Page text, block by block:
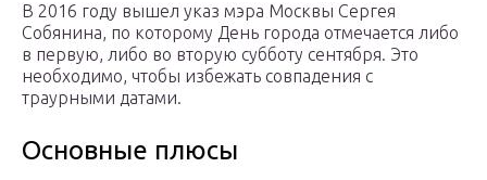
В 2016 году вышел указ мэра Москвы Сергея
Собянина, по которому День города отмечается либо
в первую, либо во вторую субботу сентября. Это
необходимо, чтобы избежать совпадения с
траурными датами.
Основные плюсы